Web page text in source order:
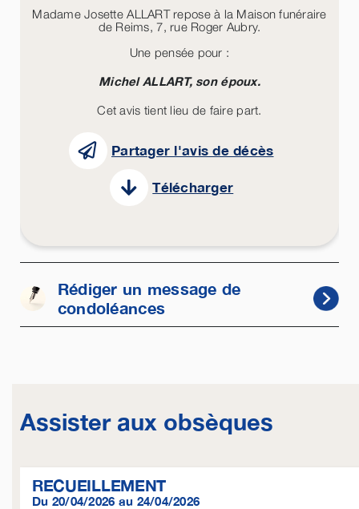
Madame Josette ALLART repose à la Maison funéraire
de Reims, 7, rue Roger Aubry.
Une pensée pour :
Michel ALLART, son époux.
Cet avis tient lieu de faire part.
Partager l'avis de décès
Télécharger
Rédiger un message de
condoléances
Assister aux obsèques
RECUEILLEMENT
Du 20/04/2026 au 24/04/2026